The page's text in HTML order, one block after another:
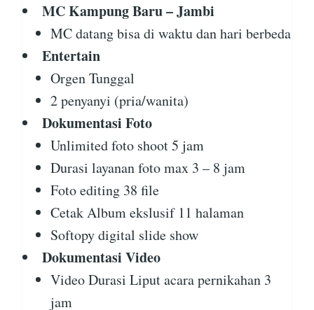
MC Kampung Baru – Jambi
MC datang bisa di waktu dan hari berbeda
Entertain
Orgen Tunggal
2 penyanyi (pria/wanita)
Dokumentasi Foto
Unlimited foto shoot 5 jam
Durasi layanan foto max 3 – 8 jam
Foto editing 38 file
Cetak Album ekslusif 11 halaman
Softopy digital slide show
Dokumentasi Video
Video Durasi Liput acara pernikahan 3
jam